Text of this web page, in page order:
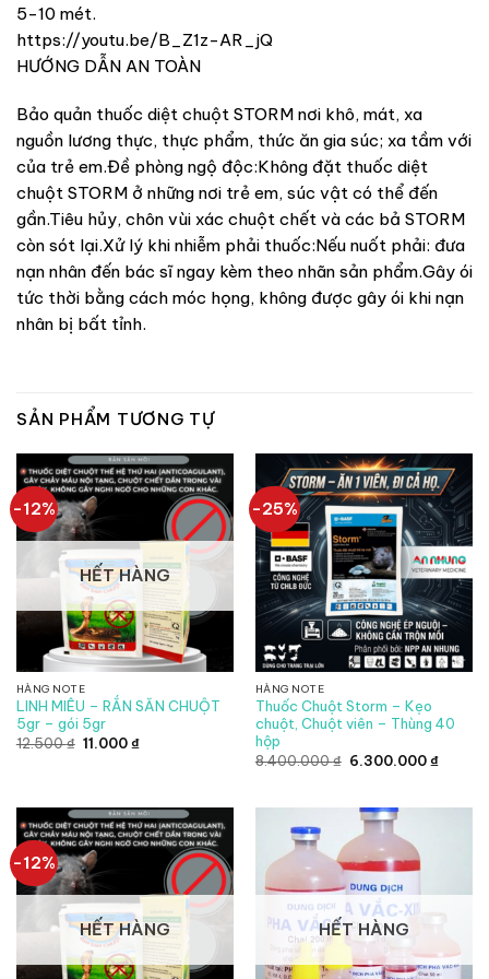
5-10 mét.
https://youtu.be/B_Z1z-AR_jQ
HƯỚNG DẪN AN TOÀN
Bảo quản thuốc diệt chuột STORM nơi khô, mát, xa
nguồn lương thực, thực phẩm, thức ăn gia súc; xa tầm với
của trẻ em.Đề phòng ngộ độc:Không đặt thuốc diệt
chuột STORM ở những nơi trẻ em, súc vật có thể đến
gần.Tiêu hủy, chôn vùi xác chuột chết và các bả STORM
còn sót lại.Xử lý khi nhiễm phải thuốc:Nếu nuốt phải: đưa
nạn nhân đến bác sĩ ngay kèm theo nhãn sản phẩm.Gây ói
tức thời bằng cách móc họng, không được gây ói khi nạn
nhân bị bất tỉnh.
SẢN PHẨM TƯƠNG TỰ
-12%
HẾT HÀNG
HÀNG NOTE
LINH MIÊU – RẮN SĂN CHUỘT
5gr – gói 5gr
12.500₫ Giá
11.000₫Giá
-25%
HÀNG NOTE
Thuốc Chuột Storm – Kẹo
chuột, Chuột viên – Thùng 40
hộp
8.400.000₫ Giá
6.300.000₫Giá
-12%
HẾT HÀNG HẾT HÀNG